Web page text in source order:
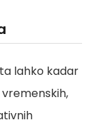
lahko kadar